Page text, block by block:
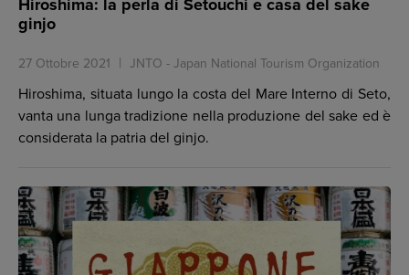
Hiroshima: la perla di Setouchi e casa del sake
ginjo
27 Ottobre 2021 JNTO - Japan National Tourism Organization
Hiroshima, situata lungo la costa del Mare Interno di Seto,
vanta una lunga tradizione nella produzione del sake ed è
considerata la patria del ginjo.